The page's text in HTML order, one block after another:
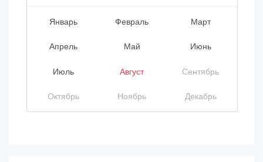
Январь Февраль Март
Апрель Май Июнь
Июль Август Сентябрь
Октябрь Ноябрь Декабрь